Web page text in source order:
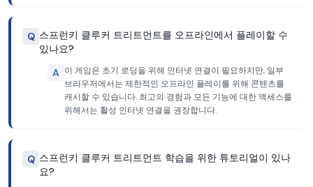
Q 스프런키 클루커 트리트먼트를 오프라인에서 플레이할 수
있나요?
A 이 게임은 초기 로딩을 위해 인터넷 연결이 필요하지만, 일부
브라우저에서는 제한적인 오프라인 플레이를 위해 콘텐츠를
캐시할 수 있습니다. 최고의 경험과 모든 기능에 대한 액세스를
위해서는 활성 인터넷 연결을 권장합니다.
Q 스프런키 클루커 트리트먼트 학습을 위한 튜토리얼이 있나
요?